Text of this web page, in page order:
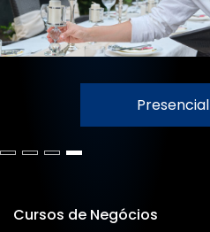
Presencial
Cursos de Negócios